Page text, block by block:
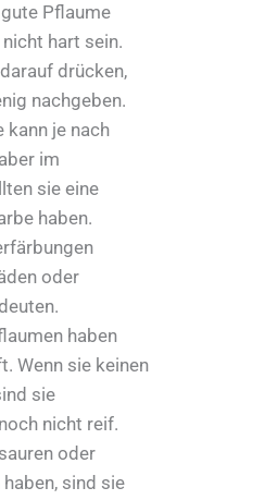
gute Pflaume
hart sein.
drücken,
nachgeben.
kann je nach
im
sie eine
haben.
oder
haben
Wenn sie keinen
sie
nicht reif.
oder
sind sie